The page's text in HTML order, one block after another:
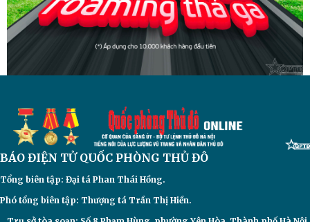
BÁO ĐIỆN TỬQUỐC PHÒNG THỦ ĐÔ
Tổng biên tập: Đại tá Phan Thái Hồng.
Phó tổng biên tập: Thượng tá Trần Thị Hiền.